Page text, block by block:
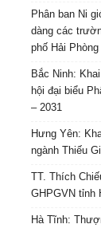
Phân ban Ni
dàng các
phố Hải Phòng
Bắc Ninh:
hội đại biểu
– 2031
Hưng Yên:
ngành Thiếu
TT. Thích
GHPGVN tỉnh
Hà Tĩnh: